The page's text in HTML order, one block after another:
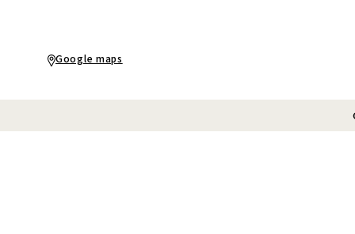
Google maps